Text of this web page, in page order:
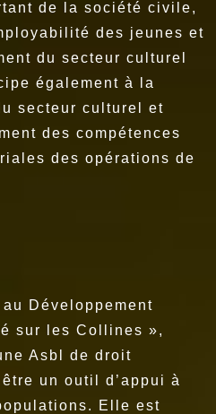
de la société civile,
des jeunes et
du secteur culturel
également à la
secteur culturel et
des compétences
des opérations de
Développement
sur les Collines »,
Asbl de droit
un outil d’appui à
Elle est